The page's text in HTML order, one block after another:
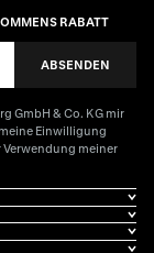
RABATT
ABSENDEN
GmbH & Co. KG mir
Einwilligung
meiner